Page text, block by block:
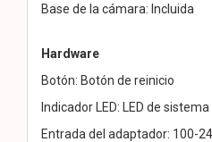
Base de la cámara: Incluida
Hardware
Botón: Botón de reinicio
Indicador LED: LED de sistema
Entrada del adaptador: 100-